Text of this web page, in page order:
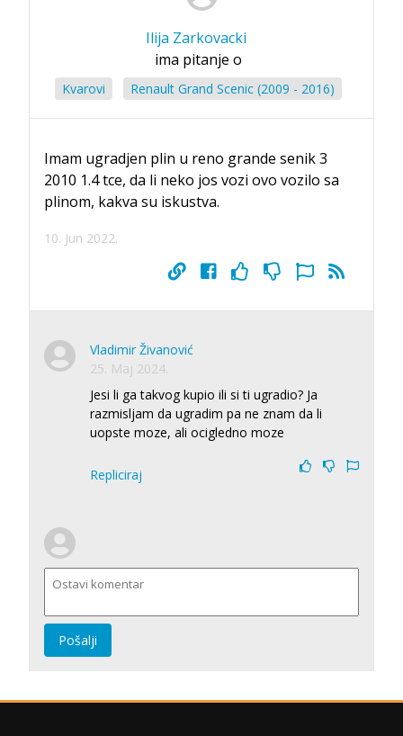
Ilija Zarkovacki
ima pitanje o
Kvarovi Renault Grand Scenic (2009 - 2016)
Imam ugradjen plin u reno grande senik 3
2010 1.4 tce, da li neko jos vozi ovo vozilo sa
plinom, kakva su iskustva.
10. Jun 2022.
Vladimir Živanović
25. Maj 2024.
Jesi li ga takvog kupio ili si ti ugradio? Ja
razmisljam da ugradim pa ne znam da li
uopste moze, ali ocigledno moze
Repliciraj
Pošalji